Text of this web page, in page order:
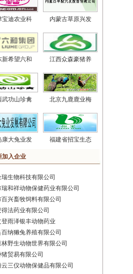
宝迪农业科 内蒙古草原兴发
新希望六和 江西众森豪猪养
武功山珍禽 北京九鹿鹿业梅
康大兔业发 福建省招宝生态
加入企业
生物科技有限公司
瑞和祥动物保健药业有限公司
百兴畜牧饲料有限公司
法药业有限公司
登雨泽银丰动物药业
纳獭兔养殖有限公司
野生动物世界有限公司
贸易有限公司
云三仪动物保健品有限公司